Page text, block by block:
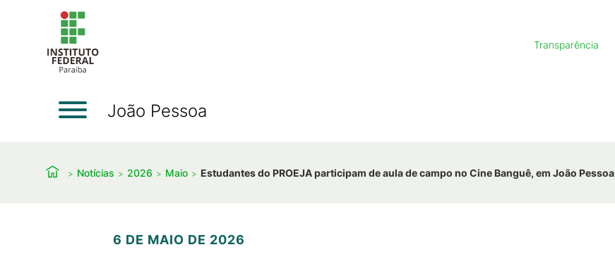
Transparência
João Pessoa
Notícias 2026 Maio Estudantes do PROEJA participam de aula de campo no Cine Banguê, em João Pessoa
6 DE MAIO DE 2026